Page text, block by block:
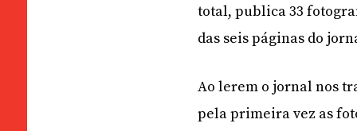
total, publica 33
das seis páginas do
Ao lerem o jornal nos
pela primeira vez as